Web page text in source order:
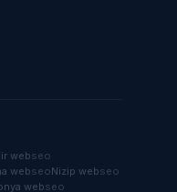
webseo
webseoNizip webseo
webseo